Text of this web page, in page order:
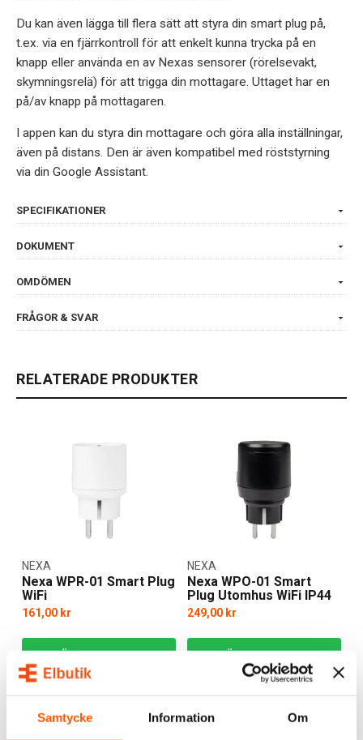
Samtycke Information Om
Du kan även lägga till flera sätt att styra din smart plug på,
t.ex. via en fjärrkontroll för att enkelt kunna trycka på en
knapp eller använda en av Nexas sensorer (rörelsevakt,
skymningsrelä) för att trigga din mottagare. Uttaget har en
på/av knapp på mottagaren.
I appen kan du styra din mottagare och göra alla inställningar,
även på distans. Den är även kompatibel med röststyrning
via din Google Assistant.
SPECIFIKATIONER
DOKUMENT
OMDÖMEN
FRÅGOR & SVAR
RELATERADE PRODUKTER
Nexa WPR-01 Smart Plug
WiFi
NEXA
161,00 kr
LÄGG I VARUKORG
I webblager: 23 st
Nexa WPO-01 Smart
Plug Utomhus WiFi IP44
NEXA
249,00 kr
LÄGG I VARUKORG